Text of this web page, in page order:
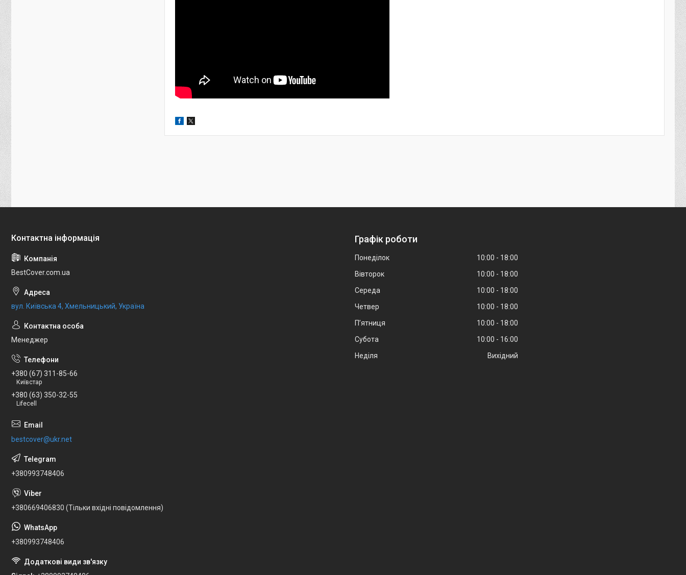
BestCover.com.ua
вул. Київська 4, Хмельницький, Україна
Менеджер
+380 (67) 311-85-66
Київстар
+380 (63) 350-32-55
Lifecell
bestcover@ukr.net
+380993748406
+380669406830 (Тільки вхідні повідомлення)
+380993748406
Графік роботи
Понеділок 10:00
18:00
Вівторок
10:00
18:00
Середа
10:00
18:00
Четвер
10:00
18:00
Пʼятниця
10:00
18:00
Субота
10:00
16:00
Неділя
Вихідний